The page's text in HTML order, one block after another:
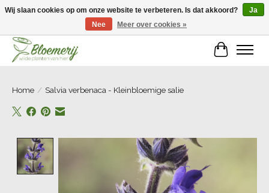
Home / Salvia verbenaca - Kleinbloemige salie
Product image slideshow Items
Wij slaan cookies op om onze website te verbeteren. Is dat akkoord?
Ja
Nee
Meer over cookies »